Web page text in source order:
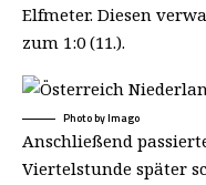
Elfmeter. Diesen
zum 1:0 (11.).
Photo by Imago
Anschließend
Viertelstunde später